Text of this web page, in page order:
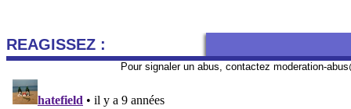
REAGISSEZ :
Pour signaler un abus, contactez moderation-